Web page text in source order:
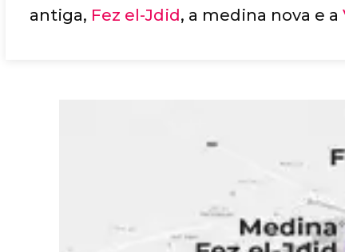
antiga, Fez el-Jdid, a medina nova e a